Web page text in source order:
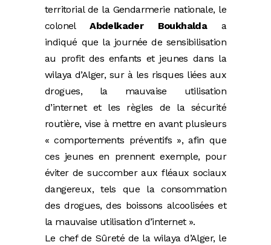
territorial de la Gendarmerie nationale, le
colonelAbdelkader Boukhaldaa
indiqué que la journée de sensibilisation
au profit des enfants et jeunes dans la
wilaya d’Alger, sur à les risques liées aux
drogues, la mauvaise utilisation
d’internet et les règles de la sécurité
routière, vise à mettre en avant plusieurs
« comportements préventifs », afin que
ces jeunes en prennent exemple, pour
éviter de succomber aux fléaux sociaux
dangereux, tels que la consommation
des drogues, des boissons alcoolisées et
la mauvaise utilisation d’internet ».
Le chef de Sûreté de la wilaya d’Alger, le